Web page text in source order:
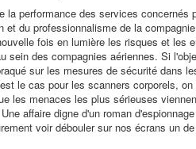
la performance des services concernés
et du professionnalisme de la
fois en lumière les risques et les
sein des compagnies aériennes. Si
sur les mesures de sécurité dans
le cas pour les scanners corporels, on
les menaces les plus sérieuses
affaire digne d'un roman
voir débouler sur nos écrans un